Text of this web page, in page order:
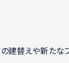
建替えや新たな